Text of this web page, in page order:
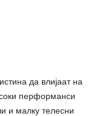
да влијаат на
перформанси
и малку телесни